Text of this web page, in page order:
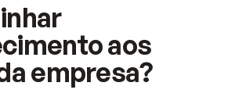
aos
empresa?